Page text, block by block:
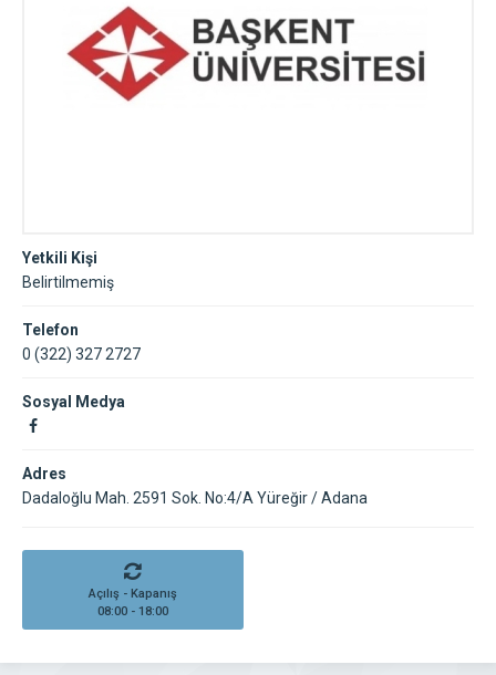
Yetkili Kişi
Belirtilmemiş
Telefon
0 (322) 327 2727
Sosyal Medya
Adres
Dadaloğlu Mah. 2591 Sok. No:4/A Yüreğir / Adana
Açılış - Kapanış
08:00 - 18:00